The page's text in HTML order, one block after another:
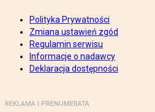
Polityka Prywatności
Zmiana ustawień zgód
Regulamin serwisu
Informacje o nadawcy
Deklaracja dostępności
REKLAMA I PRENUMERATA